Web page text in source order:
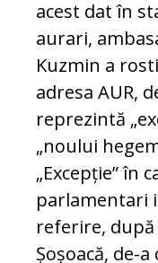
acest dat în
aurari,
Kuzmin a
adresa AUR,
reprezintă
„noului
„Excepție” în
parlamentari
referire, după
Șoșoacă, de-